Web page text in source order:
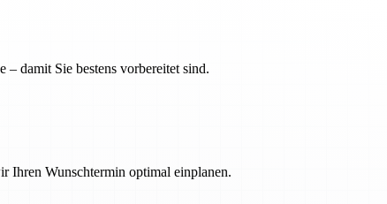
damit Sie bestens vorbereitet sind.
Ihren Wunschtermin optimal einplanen.